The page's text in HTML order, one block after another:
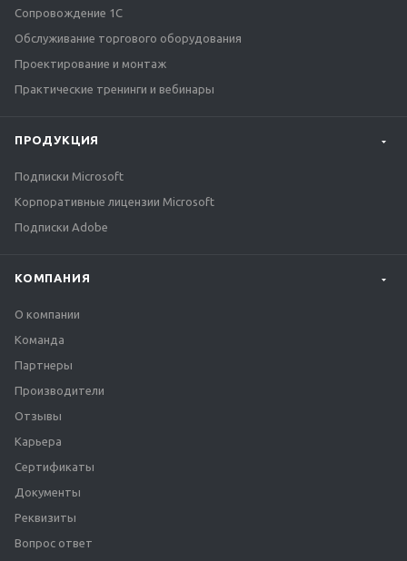
Сопровождение 1С
Обслуживание торгового оборудования
Проектирование и монтаж
Практические тренинги и вебинары
ПРОДУКЦИЯ
Подписки Microsoft
Корпоративные лицензии Microsoft
Подписки Adobe
КОМПАНИЯ
О компании
Команда
Партнеры
Производители
Отзывы
Карьера
Сертификаты
Документы
Реквизиты
Вопрос ответ